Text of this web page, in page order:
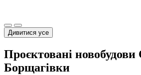
Дивитися усе
Проєктовані новобудови
Борщагівки